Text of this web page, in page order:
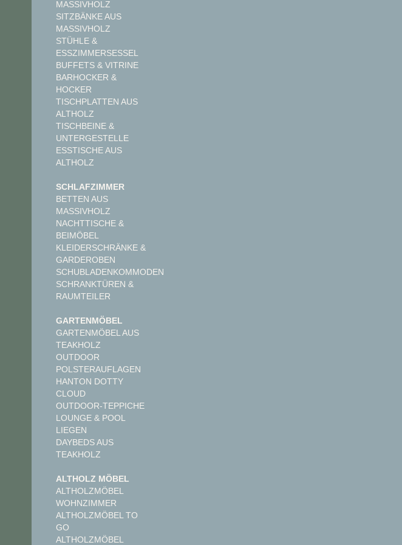
MASSIVHOLZ
SITZBÄNKE AUS
MASSIVHOLZ
STÜHLE &
ESSZIMMERSESSEL
BUFFETS & VITRINE
BARHOCKER &
HOCKER
TISCHPLATTEN AUS
ALTHOLZ
TISCHBEINE &
UNTERGESTELLE
ESSTISCHE AUS
ALTHOLZ
SCHLAFZIMMER
BETTEN AUS
MASSIVHOLZ
NACHTTISCHE &
BEIMÖBEL
KLEIDERSCHRÄNKE &
GARDEROBEN
SCHUBLADENKOMMODEN
SCHRANKTÜREN &
RAUMTEILER
GARTENMÖBEL
GARTENMÖBEL AUS
TEAKHOLZ
OUTDOOR
POLSTERAUFLAGEN
HANTON DOTTY
CLOUD
OUTDOOR-TEPPICHE
LOUNGE & POOL
LIEGEN
DAYBEDS AUS
TEAKHOLZ
ALTHOLZ MÖBEL
ALTHOLZMÖBEL
WOHNZIMMER
ALTHOLZMÖBEL TO
GO
ALTHOLZMÖBEL